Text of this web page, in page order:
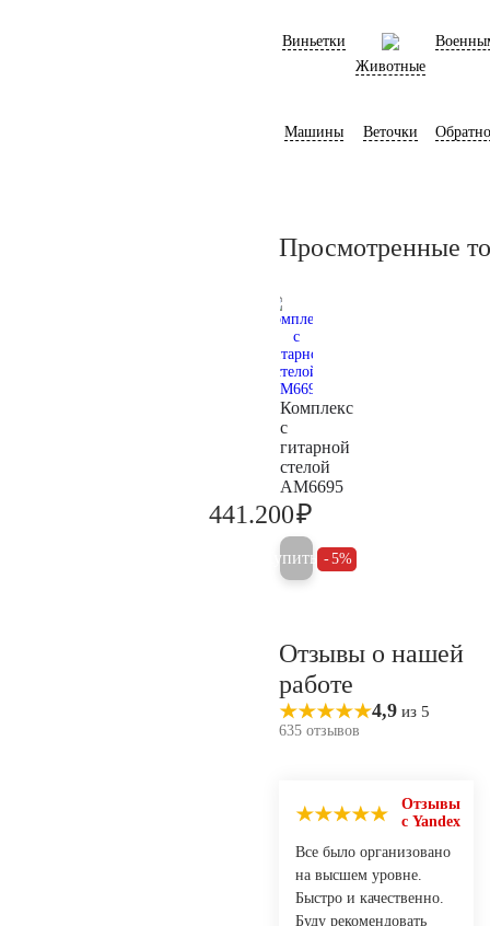
Виньетки
Животные
Машины Веточки
Просмотренные
Комплекс
с
гитарной
стелой
AM6695
441.200₽
Купить 5%
Отзывы о нашей
работе
4,9 из 5
635 отзывов
Отзывы
с Yandex
Все было организовано
на высшем уровне.
Быстро и качественно.
Буду рекомендовать